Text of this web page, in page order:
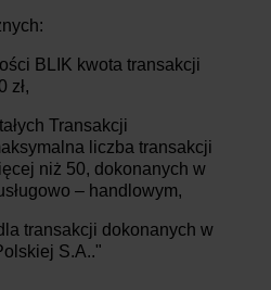
BLIK kwota transakcji
zł,
Transakcji
liczba transakcji
niż 50, dokonanych w
– handlowym,
transakcji dokonanych w
S.A.."